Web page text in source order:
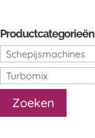
Productcategorieën
Zoeken